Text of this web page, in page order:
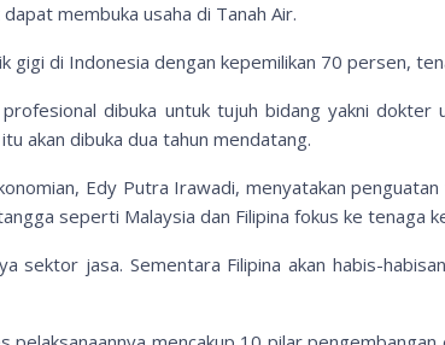
membuka usaha di Tanah Air.
gigi di Indonesia dengan kepemilikan 70 persen,
dibuka untuk tujuh bidang yakni
akan dibuka dua tahun mendatang.
Edy Putra Irawadi, menyatakan
seperti Malaysia dan Filipina fokus ke tenaga
sektor jasa. Sementara Filipina akan habis-